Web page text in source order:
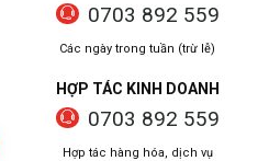
0703 892 559
Các ngày trong tuần (trừ lễ)
HỢP TÁC KINH DOANH
0703 892 559
Hợp tác hàng hóa, dịch vụ